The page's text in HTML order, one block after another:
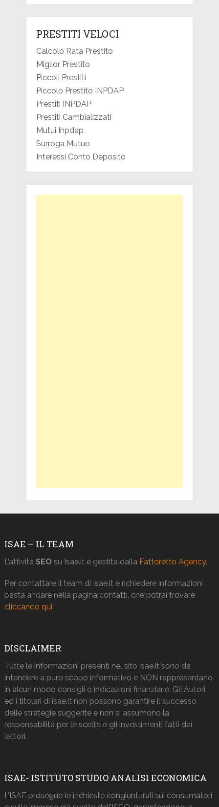
PRESTITI VELOCI
Calcolo Rata Prestito
Miglior Prestito
Piccoli Prestiti
Piccolo Prestito INPDAP
Prestiti INPDAP
Prestiti Cambializzati
Mutui Inpdap
Surroga Mutuo
Interessi Conto Deposito
ISAE – IL TEAM
L’attività SEO su Isae.it è gestita dalla Fattoretto Agency.
Per contattare il team di Isae.it e richiedere informazioni
basta andare nella pagina contatti, che potrai trovare
cliccando qui.
DISCLAIMER
Tutte le informazioni presenti nel sito isae.it sono da
intendere a puro scopo informativo e NON rappresentano
in alcun modo consigli o indicazioni finanziarie. Gli Autori
ed i titolari di isae.it non possono garantire il successo
delle strategie suggerite e non si assumono la
responsabilità per le scelte e gli investimenti fatti dai
lettori.
ISAE- ISTITUTO STUDIO ANALISI ECONOMICA
L’ISAE prosegue le inchieste congiunturali sui consumatori